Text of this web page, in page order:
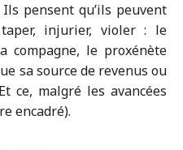
pensent qu’ils peuvent
injurier, violer : le
compagne, le proxénète
sa source de revenus ou
ce, malgré les avancées
encadré).